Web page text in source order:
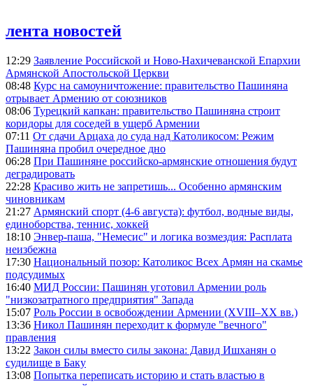
лента новостей
12:29 Заявление Российской и Ново-Нахичеванской Епархии
Армянской Апостольской Церкви
08:48 Курс на самоуничтожение: правительство Пашиняна
отрывает Армению от союзников
08:06 Турецкий капкан: правительство Пашиняна строит
коридоры для соседей в ущерб Армении
07:11 От сдачи Арцаха до суда над Католикосом: Режим
Пашиняна пробил очередное дно
06:28 При Пашиняне российско-армянские отношения будут
деградировать
22:28 Красиво жить не запретишь... Особенно армянским
чиновникам
21:27 Армянский спорт (4-6 августа): футбол, водные виды,
единоборства, теннис, хоккей
18:10 Энвер-паша, "Немесис" и логика возмездия: Расплата
неизбежна
17:30 Национальный позор: Католикос Всех Армян на скамье
подсудимых
16:40 МИД России: Пашинян уготовил Армении роль
"низкозатратного предприятия" Запада
15:07 Роль России в освобождении Армении (XVIII–XX вв.)
13:36 Никол Пашинян переходит к формуле "вечного"
правления
13:22 Закон силы вместо силы закона: Давид Ишханян о
судилище в Баку
13:08 Попытка переписать историю и стать властью в